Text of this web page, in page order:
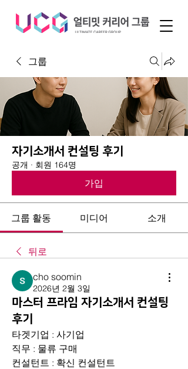
그룹
자기소개서 컨설팅 후기
공개 · 회원 164명
가입
그룹 활동 미디어 소개
뒤로
cho soomin
2026년 2월 3일
마스터 프라임 자기소개서 컨설팅
후기
타겟기업 : 사기업
직무 : 물류 구매
컨설턴트 : 확신 컨설턴트